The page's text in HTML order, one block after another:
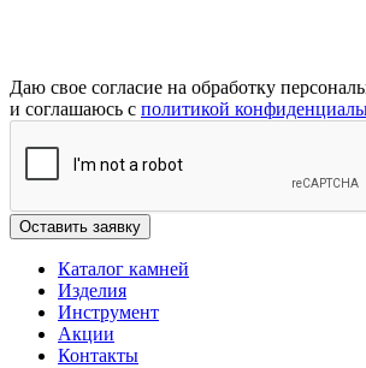
Даю свое согласие на обработку
и соглашаюсь с политикой
Каталог камней
Изделия
Инструмент
Акции
Контакты